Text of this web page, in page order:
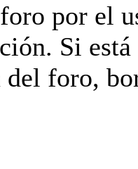
por el
Si
foro,